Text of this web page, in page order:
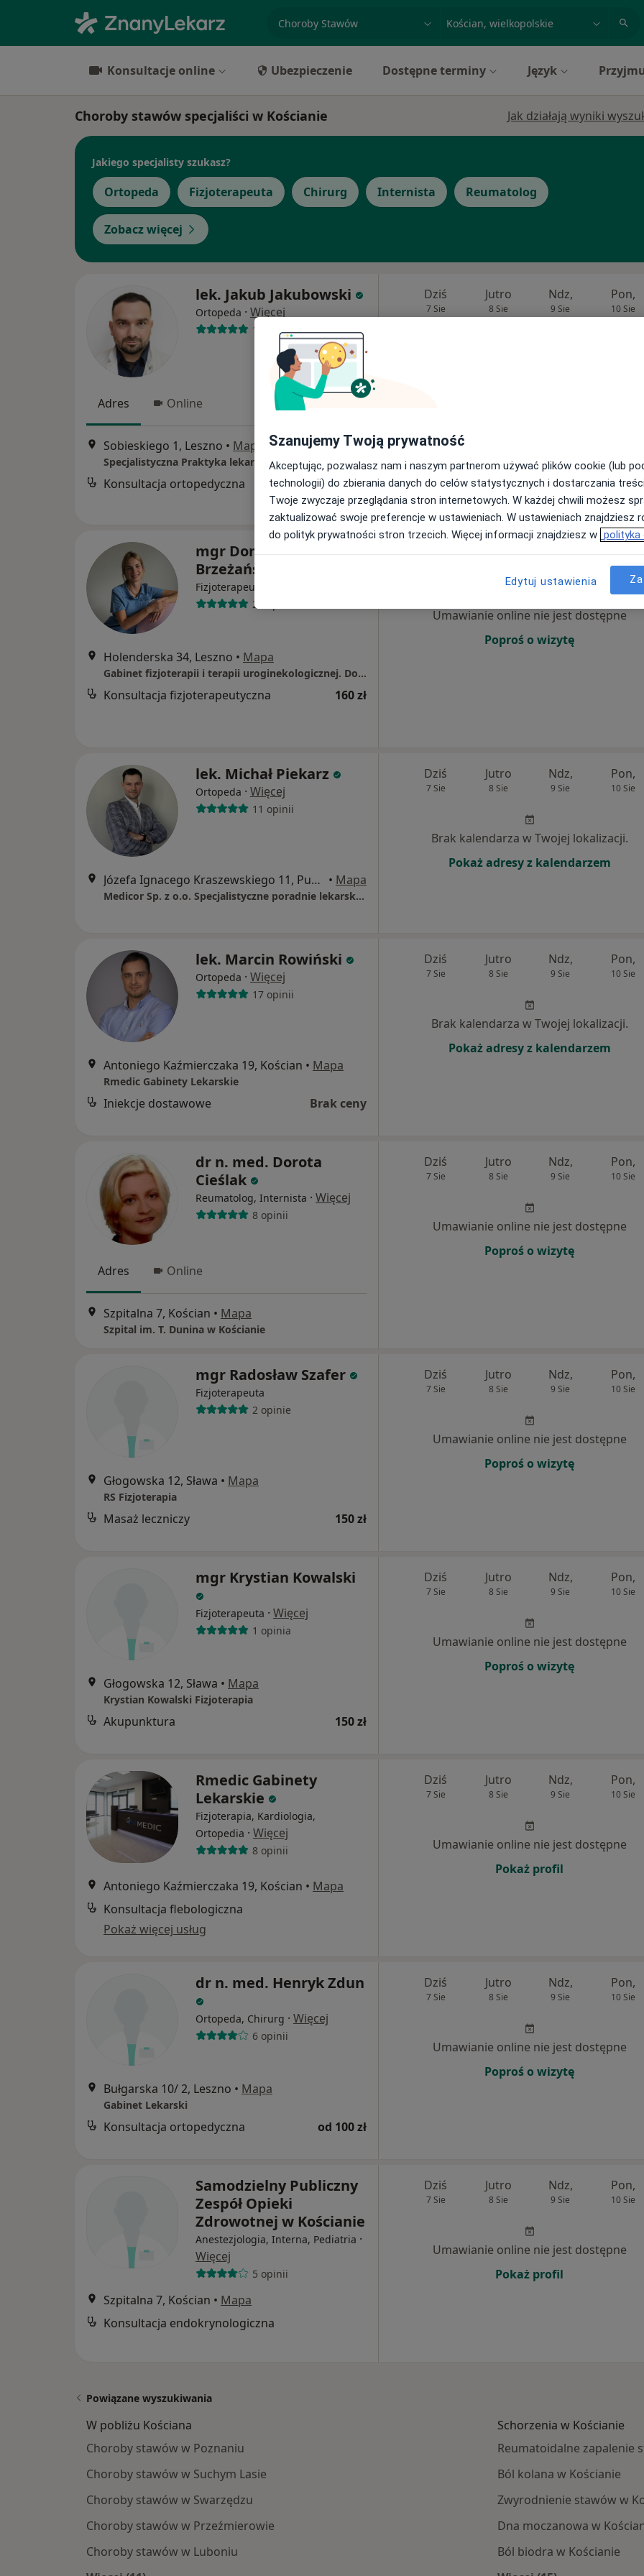
specjalizacja, badanie lub nazwiskomiasto lub dzielnica
Konsultacje online Ubezpieczenie Dostępne terminy Język
Choroby stawów specjaliści w Kościanie Jak działają wyniki
Jakiego specjalisty szukasz?
Ortopeda Fizjoterapeuta Chirurg Internista Reumatolog
Zobacz więcej
lek. Jakub Jakubowski
Ortopeda · Więcej
186 opinii
Adres Online
Sobieskiego 1, Leszno • Mapa
Specjalistyczna Praktyka lekarska Jakub Jakubowski.
Konsultacja ortopedyczna od 350 zł
Dziś
7 Sie
Jutro
8 Sie
Ndz,
9 Sie
Pon,
10 Sie
mgr Dominika
Brzeżańska
Fizjoterapeuta
20 opinii
Holenderska 34, Leszno • Mapa
Gabinet fizjoterapii i terapii uroginekologicznej. Dominika Brzeżańska
Konsultacja fizjoterapeutyczna 160 zł
10 Sie
Umawianie online nie jest dostępne
Poproś o wizytę
lek. Michał Piekarz
Ortopeda · Więcej
11 opinii
Józefa Ignacego Kraszewskiego 11, Puszczykowo • Mapa
Medicor Sp. z o.o. Specjalistyczne poradnie lekarsko-stomatologiczne
Dziś
7 Sie
Jutro
8 Sie
Ndz,
9 Sie
Pon,
10 Sie
Brak kalendarza w Twojej lokalizacji.
Pokaż adresy z kalendarzem
lek. Marcin Rowiński
Ortopeda · Więcej
17 opinii
Antoniego Kaźmierczaka 19, Kościan • Mapa
Rmedic Gabinety Lekarskie
Iniekcje dostawowe Brak ceny
Dziś
7 Sie
Jutro
8 Sie
Ndz,
9 Sie
Pon,
10 Sie
Brak kalendarza w Twojej lokalizacji.
Pokaż adresy z kalendarzem
dr n. med. Dorota
Cieślak
Reumatolog, Internista · Więcej
8 opinii
Adres Online
Szpitalna 7, Kościan • Mapa
Szpital im. T. Dunina w Kościanie
Dziś
7 Sie
Jutro
8 Sie
Ndz,
9 Sie
Pon,
10 Sie
Umawianie online nie jest dostępne
Poproś o wizytę
mgr Radosław Szafer
Fizjoterapeuta
2 opinie
Głogowska 12, Sława • Mapa
RS Fizjoterapia
Masaż leczniczy 150 zł
Dziś
7 Sie
Jutro
8 Sie
Ndz,
9 Sie
Pon,
10 Sie
Umawianie online nie jest dostępne
Poproś o wizytę
mgr Krystian Kowalski
Fizjoterapeuta · Więcej
1 opinia
Głogowska 12, Sława • Mapa
Krystian Kowalski Fizjoterapia
Akupunktura 150 zł
Dziś
7 Sie
Jutro
8 Sie
Ndz,
9 Sie
Pon,
10 Sie
Umawianie online nie jest dostępne
Poproś o wizytę
Rmedic Gabinety
Lekarskie
Fizjoterapia, Kardiologia,
Ortopedia · Więcej
8 opinii
Antoniego Kaźmierczaka 19, Kościan • Mapa
Konsultacja flebologiczna
Pokaż więcej usług
Dziś
7 Sie
Jutro
8 Sie
Ndz,
9 Sie
Pon,
10 Sie
Umawianie online nie jest dostępne
Pokaż profil
dr n. med. Henryk Zdun
Ortopeda, Chirurg · Więcej
6 opinii
Bułgarska 10/ 2, Leszno • Mapa
Gabinet Lekarski
Konsultacja ortopedyczna od 100 zł
Dziś
7 Sie
Jutro
8 Sie
Ndz,
9 Sie
Pon,
10 Sie
Umawianie online nie jest dostępne
Poproś o wizytę
Samodzielny Publiczny
Zespół Opieki
Zdrowotnej w Kościanie
Anestezjologia, Interna, Pediatria ·
Więcej
5 opinii
Szpitalna 7, Kościan • Mapa
Konsultacja endokrynologiczna
Dziś
7 Sie
Jutro
8 Sie
Ndz,
9 Sie
Pon,
10 Sie
Umawianie online nie jest dostępne
Pokaż profil
Powiązane wyszukiwania
W pobliżu Kościana
Choroby stawów w Poznaniu
Choroby stawów w Suchym Lasie
Choroby stawów w Swarzędzu
Choroby stawów w Przeźmierowie
Choroby stawów w Luboniu
Schorzenia w Kościanie
Reumatoidalne zapalenie
Ból kolana w Kościanie
Zwyrodnienie stawów w
Dna moczanowa w
Ból biodra w Kościanie
Szanujemy Twoją prywatność
Akceptując, pozwalasz nam i naszym partnerom używać plików cookie (lub
technologii) do zbierania danych do celów statystycznych i dostarczania
Twoje zwyczaje przeglądania stron internetowych. W każdej chwili możesz
zaktualizować swoje preferencje w ustawieniach. W ustawieniach znajdziesz
do polityk prywatności stron trzecich. Więcej informacji znajdziesz w polityka
Edytuj ustawienia